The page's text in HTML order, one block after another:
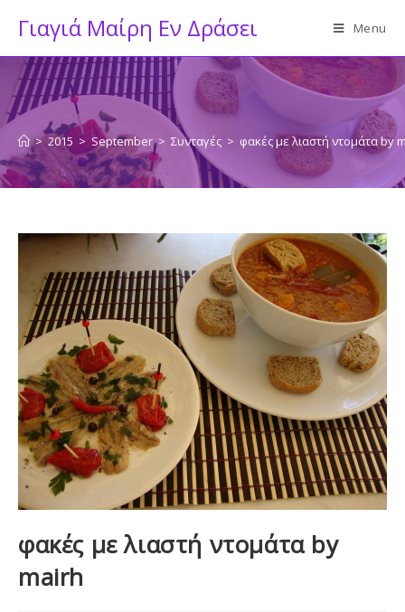
content
Γιαγιά Μαίρη Εν Δράσει Menu
> 2015 > September > Συνταγές > φακές με λιαστή ντομάτα by
φακές με λιαστή ντομάτα by
mairh